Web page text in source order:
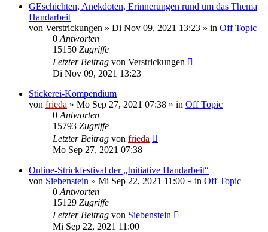
GEschichten, Anekdoten, Erinnerungen rund um das Thema
Handarbeit
von Verstrickungen » Di Nov 09, 2021 13:23 » in Off Topic
0 Antworten
15150 Zugriffe
Letzter Beitrag von Verstrickungen
Di Nov 09, 2021 13:23
Stickerei-Kompendium
von frieda » Mo Sep 27, 2021 07:38 » in Off Topic
0 Antworten
15793 Zugriffe
Letzter Beitrag von frieda
Mo Sep 27, 2021 07:38
Online-Strickfestival der „Initiative Handarbeit“
von Siebenstein » Mi Sep 22, 2021 11:00 » in Off Topic
0 Antworten
15129 Zugriffe
Letzter Beitrag von Siebenstein
Mi Sep 22, 2021 11:00